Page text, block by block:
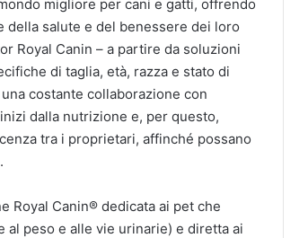
migliore per cani e gatti, offrendo
salute e del benessere dei loro
Royal Canin – a partire da soluzioni
di taglia, età, razza e stato di
costante collaborazione con
dalla nutrizione e, per questo,
tra i proprietari, affinché possano
Royal Canin®️ dedicata ai pet che
peso e alle vie urinarie) e diretta ai